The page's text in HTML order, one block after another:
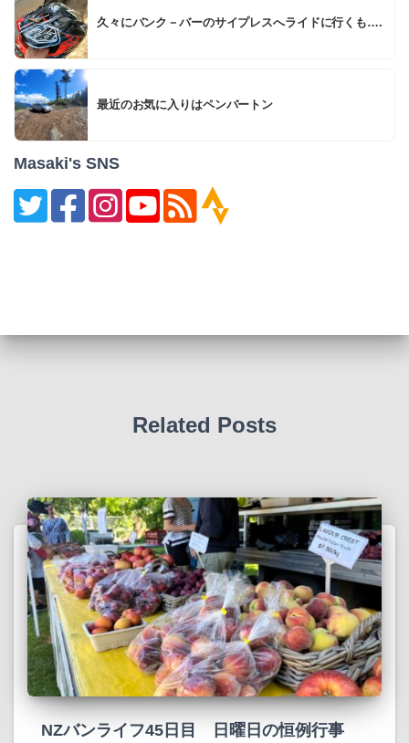
久々にバンク－バーのサイプレスへライドに行くも….
最近のお気に入りはペンバートン
Masaki's SNS
Related Posts
NZバンライフ45日目 日曜日の恒例行事